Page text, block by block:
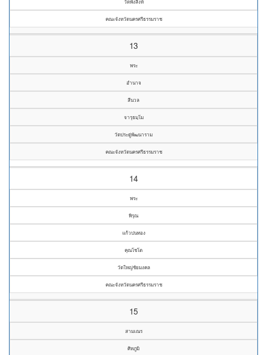
วัดพังสิงห์
คณะจังหวัดนครศรีธรรมราช
13
พระ
อำนาจ
สีนวล
จารุธมฺโม
วัดประดู่พัฒนาราม
คณะจังหวัดนครศรีธรรมราช
14
พระ
พิรุณ
แก้วปนทอง
คุณโชโต
วัดใหญ่ชัยมงคล
คณะจังหวัดนครศรีธรรมราช
15
สามเณร
ศิหภูมิ